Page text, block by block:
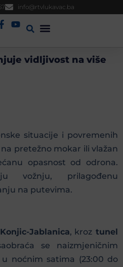
info@rtvlukavac.ba
vidljivost na više
situacije i povremenih
pretežno mokar ili vlažan
opasnost od odrona.
vožnju, prilagođenu
na putevima.
Konjic-Jablanica, kroz tunel
se naizmjeničnim
noćnim satima (23:00 do